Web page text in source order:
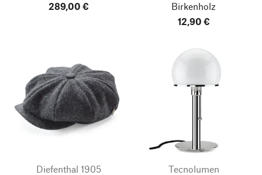
289,00 €
Birkenholz
12,90 €
Diefenthal 1905
Tecnolumen